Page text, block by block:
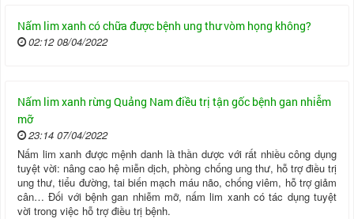
Nấm lim xanh có chữa được bệnh ung thư vòm họng không?
02:12 08/04/2022
Nấm lim xanh rừng Quảng Nam điều trị tận gốc bệnh gan nhiễm
mỡ
23:14 07/04/2022
Nấm lim xanh được mệnh danh là thần dược với rất nhiều công dụng
tuyệt vời: nâng cao hệ miễn dịch, phòng chống ung thư, hỗ trợ điều trị
ung thư, tiểu đường, tai biến mạch máu não, chống viêm, hỗ trợ giảm
cân… Đối với bệnh gan nhiễm mỡ, nấm lim xanh có tác dụng tuyệt
vời trong việc hỗ trợ điều trị bệnh.